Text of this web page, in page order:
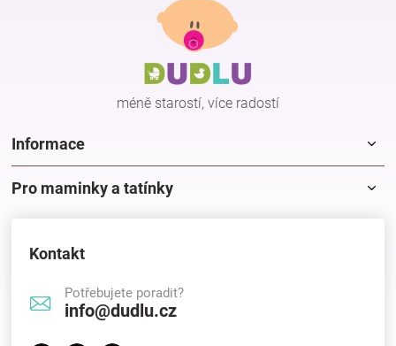
p
r
v
k
y
v
s
méně starostí, více radostí
Informace
Pro maminky a tatínky
Kontakt
Potřebujete poradit?
info@dudlu.cz